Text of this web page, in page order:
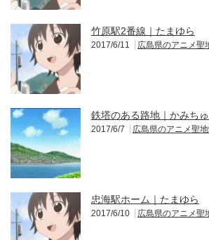
竹原駅2番線｜たまゆら
2017/6/11 広島県のアニメ聖
鉄塔のある路地｜かみちゅ
2017/6/7 広島県のアニメ聖
忠海駅ホーム｜たまゆら
2017/6/10 広島県のアニメ聖